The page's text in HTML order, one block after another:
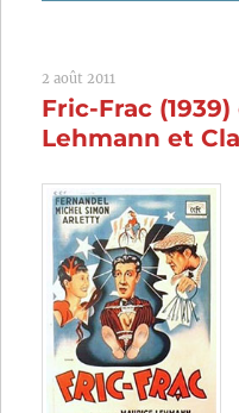
Les
(1932)
de
Tourneur
2 août 2011
Fric-Frac
Lehmann et